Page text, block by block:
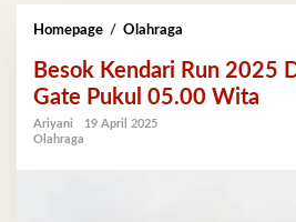
Homepage / Olahraga
Run
2025
Digelar,
Besok Kendari Run 2025
Gate Pukul 05.00 Wita
Ariyani
19 April 2025
Olahraga